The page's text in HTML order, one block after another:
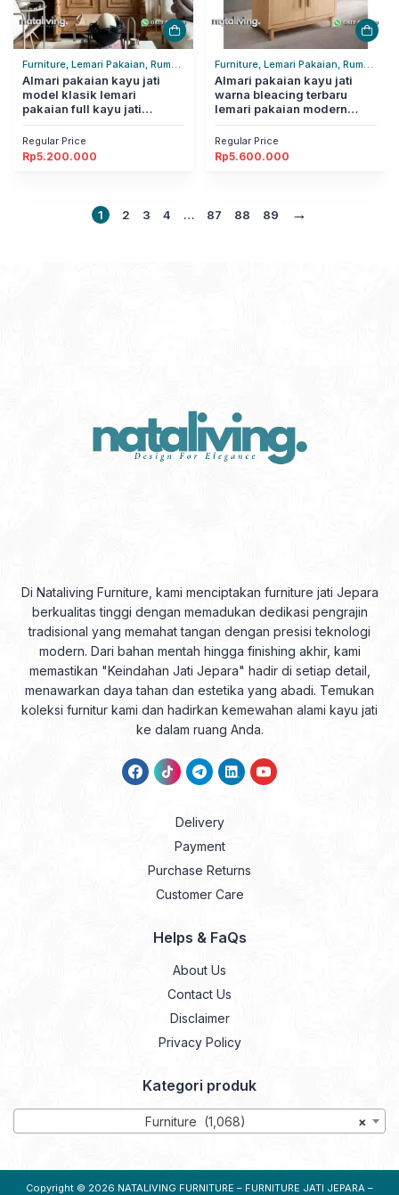
Furniture, Lemari Pakaian, Rumah
Tangga
Almari pakaian kayu jati
model klasik lemari
pakaian full kayu jati
Regular Price
Rp5.200.000
Furniture, Lemari Pakaian, Rumah
Tangga
Almari pakaian kayu jati
warna bleacing terbaru
lemari pakaian modern
Regular Price
Rp5.600.000
1 2 3 4 … 87 88 89 →
Di Nataliving Furniture, kami menciptakan furniture jati Jepara
berkualitas tinggi dengan memadukan dedikasi pengrajin
tradisional yang memahat tangan dengan presisi teknologi
modern. Dari bahan mentah hingga finishing akhir, kami
memastikan "Keindahan Jati Jepara" hadir di setiap detail,
menawarkan daya tahan dan estetika yang abadi. Temukan
koleksi furnitur kami dan hadirkan kemewahan alami kayu jati
ke dalam ruang Anda.
Delivery
Payment
Purchase Returns
Customer Care
Helps & FaQs
About Us
Contact Us
Disclaimer
Privacy Policy
Kategori produk
×
Furniture (1,068)
Copyright © 2026 NATALIVING FURNITURE – FURNITURE JATI JEPARA –